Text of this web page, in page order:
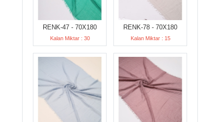
RENK-47 - 70X180
Kalan Miktar : 30
RENK-78 - 70X180
Kalan Miktar : 15